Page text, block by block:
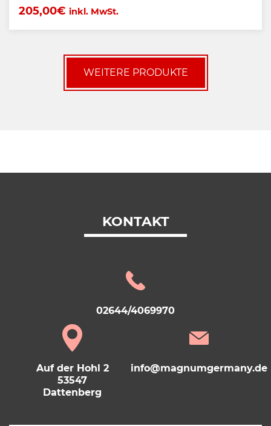
205,00€ inkl. MwSt.
WEITERE PRODUKTE
KONTAKT
02644/4069970
Auf der Hohl 2
53547
Dattenberg
info@magnumgermany.de